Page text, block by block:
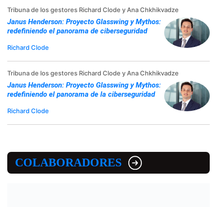
Tribuna de los gestores Richard Clode y Ana Chkhikvadze
Janus Henderson: Proyecto Glasswing y Mythos:
redefiniendo el panorama de ciberseguridad
Richard Clode
Tribuna de los gestores Richard Clode y Ana Chkhikvadze
Janus Henderson: Proyecto Glasswing y Mythos:
redefiniendo el panorama de la ciberseguridad
Richard Clode
COLABORADORES